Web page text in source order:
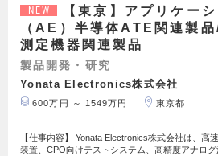
NEW
【東京】アプリケー
（AE）半導体ATE関連製
測定機器関連製品
製品開発・研究
Yonata Electronics株式会社
600万円 ～ 1549万円 東京都
【仕事内容】 Yonata Electronics株式会社は、高
装置、CPO向けテストシステム、高精度アナログ